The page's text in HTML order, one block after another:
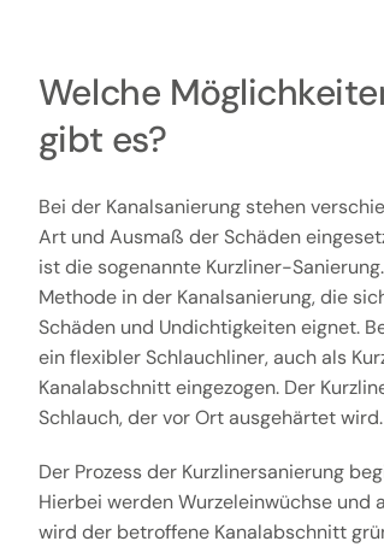
Welche
gibt es?
Bei der Kanalsanierung stehen
Art und Ausmaß der Schäden
ist die sogenannte Kurzliner-
Methode in der Kanalsanierung, die
Schäden und Undichtigkeiten eignet.
ein flexibler Schlauchliner, auch als
Kanalabschnitt eingezogen. Der
Schlauch, der vor Ort ausgehärtet wird.
Der Prozess der Kurzlinersanierung
Hierbei werden Wurzeleinwüchse und
wird der betroffene Kanalabschnitt